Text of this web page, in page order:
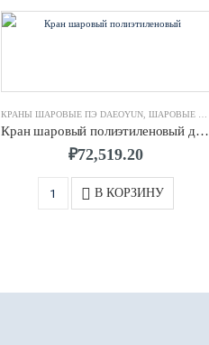
КРАНЫ ШАРОВЫЕ ПЭ DAEOYUN ШАРОВЫЕ КРАНЫ
Кран шаровый полиэтиленовый д 0160 SDR11 ПЭ100 Daeoyun
₽72,519.20
В КОРЗИНУ